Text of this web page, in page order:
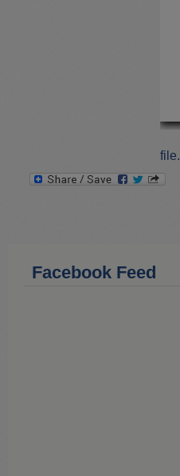
file.
Facebook Feed